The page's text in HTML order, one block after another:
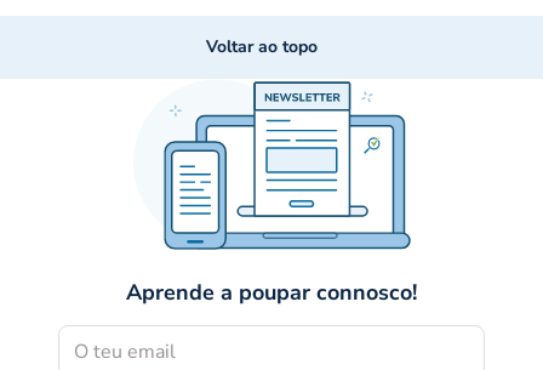
Voltar ao topo
Aprende a poupar connosco!